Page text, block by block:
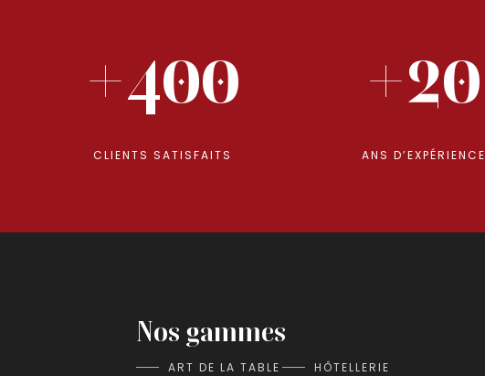
+400
CLIENTS SATISFAITS
+20
ANS D’EXPÉRIENCE
Nos gammes
ART DE LA TABLE HÔTELLERIE